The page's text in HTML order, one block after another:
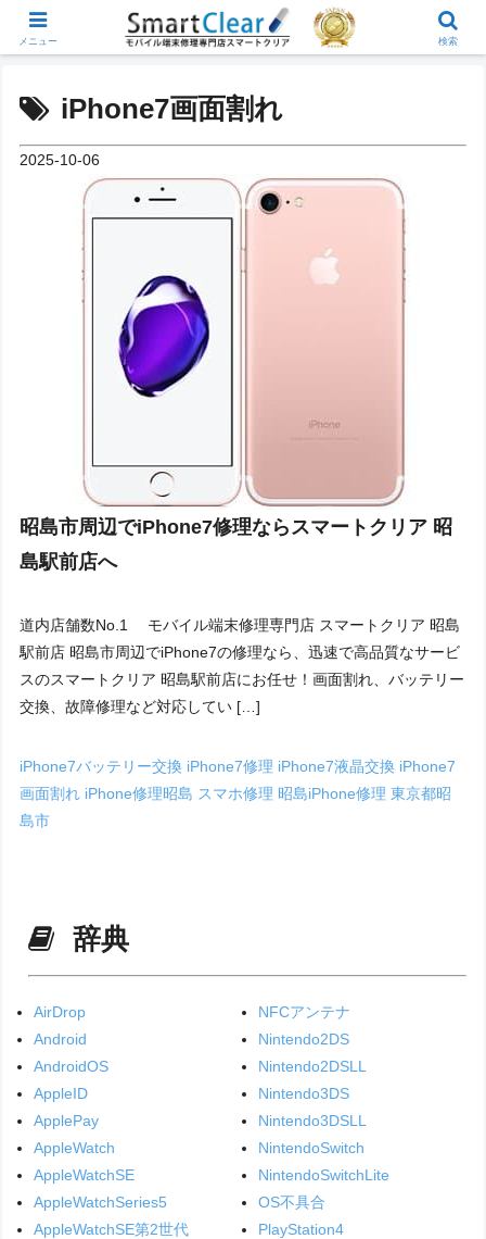
iPhone7画面割れ
2025-10-06
昭島市周辺でiPhone7修理ならスマートクリア 昭
島駅前店へ
道内店舗数No.1 モバイル端末修理専門店 スマートクリア 昭島
駅前店 昭島市周辺でiPhone7の修理なら、迅速で高品質なサービ
スのスマートクリア 昭島駅前店にお任せ！画面割れ、バッテリー
交換、故障修理など対応してい […]
iPhone7バッテリー交換 iPhone7修理 iPhone7液晶交換 iPhone7
画面割れ iPhone修理昭島 スマホ修理 昭島iPhone修理東京都昭
島市
辞典
AirDrop
Android
AndroidOS
AppleID
ApplePay
AppleWatch
AppleWatchSE
AppleWatchSeries5
AppleWatchSE第2世代
NFCアンテナ
Nintendo2DS
Nintendo2DSLL
Nintendo3DS
Nintendo3DSLL
NintendoSwitch
NintendoSwitchLite
OS不具合
PlayStation4
メニュー 検索